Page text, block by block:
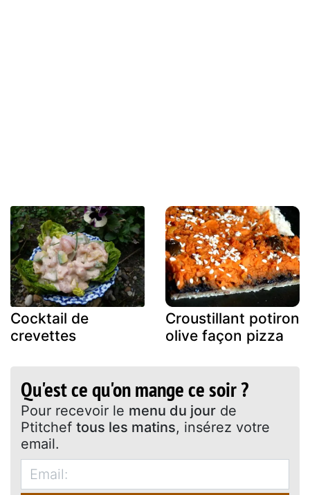
Cocktail de
crevettes
Croustillant potiron
olive façon pizza
Qu'est ce qu'on mange ce soir ?
Pour recevoir le menu du jour de
Ptitchef tous les matins, insérez votre
email.